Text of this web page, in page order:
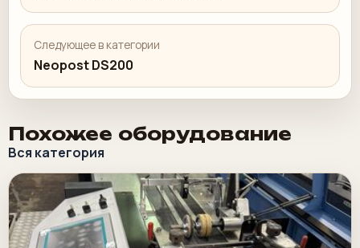
Следующее в категории
Neopost DS200
Похожее оборудование
Вся категория